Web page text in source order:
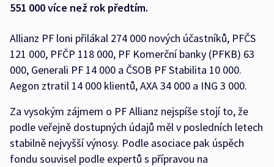
551 000 více než rok předtím.
Allianz PF loni přilákal 274 000 nových účastníků, PFČS
121 000, PFČP 118 000, PF Komerční banky (PFKB) 63
000, Generali PF 14 000 a ČSOB PF Stabilita 10 000.
Aegon ztratil 14 000 klientů, AXA 34 000 a ING 3 000.
Za vysokým zájmem o PF Allianz nejspíše stojí to, že
podle veřejně dostupných údajů měl v posledních letech
stabilně nejvyšší výnosy. Podle asociace pak úspěch
fondu souvisel podle expertů s přípravou na